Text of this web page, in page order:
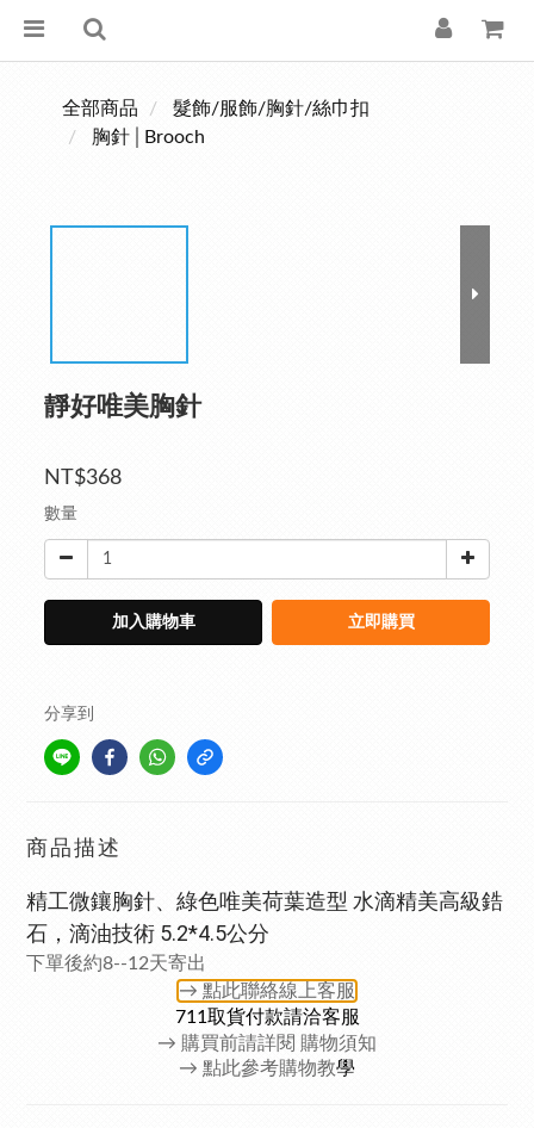
全部商品
髮飾/服飾/胸針/絲巾扣
胸針│Brooch
靜好唯美胸針
NT$368
數量
加入購物車 立即購買
分享到
商品描述
精工微鑲胸針、綠色唯美荷葉造型 水滴精美高級鋯
石，滴油技術 5.2*4.5公分
下單後約8--12天寄出
→ 點此聯絡線上客服
711取貨付款請洽客服
→ 購買前請詳閱 購物須知
→ 點此參考購物教學